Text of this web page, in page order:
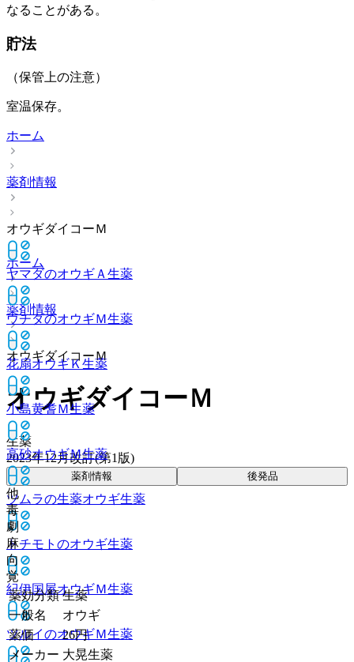
なることがある。
貯法
（保管上の注意）
室温保存。
ホーム
薬剤情報
オウギダイコーＭ
ヤマダのオウギＡ 生薬
ウチダのオウギＭ生薬
花扇オウギＫ生薬
小島黄耆Ｍ生薬
高砂オウギＭ生薬
ツムラの生薬オウギ生薬
トチモトのオウギ生薬
紀伊国屋オウギＭ生薬
ツルイのオウギＭ生薬
ホーム
薬剤情報
オウギダイコーＭ
オウギダイコーＭ
生薬
2023年12月改訂(第1版)
薬剤情報 後発品
他
毒
劇
麻
向
覚
薬効分類 生薬
一般名
オウギ
薬価
26円
メーカー 大晃生薬